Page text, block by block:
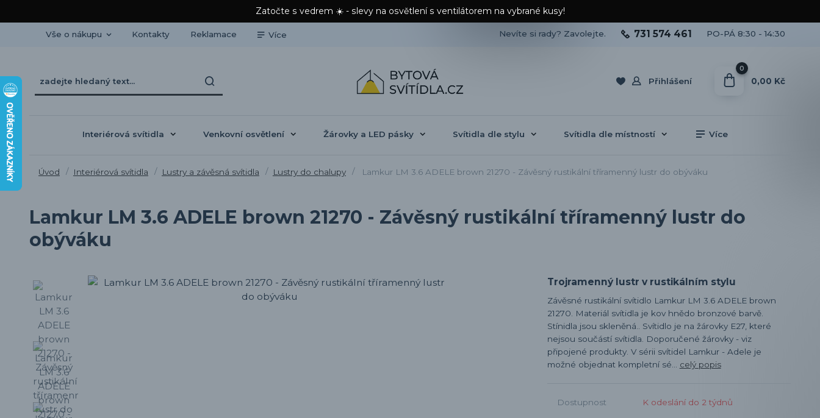
Zatočte s vedrem ☀️ - slevy na osvětlení s ventilátorem na vybrané kusy!
Vše o nákupu Kontakty Reklamace Více
Přihlášení
Nevíte si rady? Zavolejte. 731 574 461 PO-PÁ 8:30 - 14:30
0
0,00 Kč
Interiérová svítidla Venkovní osvětlení Žárovky a LED pásky Svítidla dle stylu Svítidla dle místností Více
Úvod Interiérová svítidla Lustry a závěsná svítidla Lustry do chalupy Lamkur LM 3.6 ADELE brown 21270 - Závěsný rustikální tříramenný lustr do obýváku
Lamkur LM 3.6 ADELE brown 21270 - Závěsný rustikální tříramenný lustr do
obýváku
Trojramenný lustr v rustikálním stylu
Závěsné rustikální svítidlo Lamkur LM 3.6 ADELE brown
21270. Materiál svítidla je kov hnědo bronzové barvě.
Stínidla jsou skleněná.. Svítidlo je na žárovky E27, které
nejsou součástí svítidla. Doporučené žárovky - viz
připojené produkty. V sérii svítidel Lamkur - Adele je
možné objednat kompletní sé... celý popis
Dostupnost K odeslání do 2 týdnů